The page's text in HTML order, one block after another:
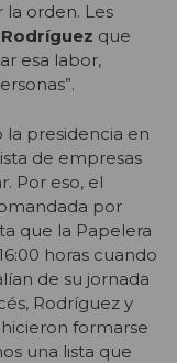
la orden. Les
que
esa labor,
la presidencia en
de empresas
Por eso, el
por
que la Papelera
horas cuando
de su jornada
Rodríguez y
formarse
una lista que